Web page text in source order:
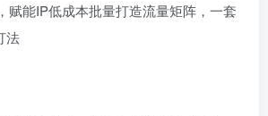
赋能IP低成本批量打造流量矩阵，一套
法